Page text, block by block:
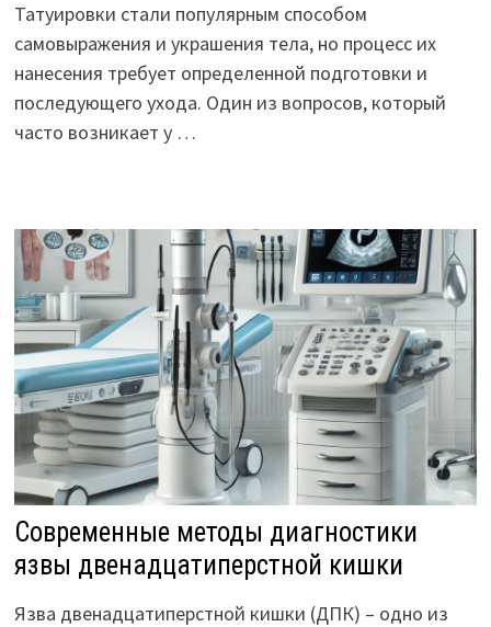
Татуировки стали популярным способом
самовыражения и украшения тела, но процесс их
нанесения требует определенной подготовки и
последующего ухода. Один из вопросов, который
часто возникает у …
Современные методы диагностики
язвы двенадцатиперстной кишки
Язва двенадцатиперстной кишки (ДПК) – одно из